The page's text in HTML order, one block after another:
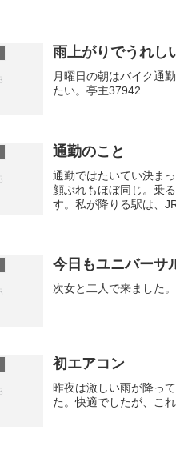
雨上がりでうれし
月曜日の朝はバイク通
たい。亭主37942
通勤のこと
通勤ではたいてい決ま
顔ぶれもほぼ同じ。乗
す。私が降りる駅は、
今日もユニバーサ
次女と二人で来ました
初エアコン
昨夜は激しい雨が降っ
た。快適でしたが、こ